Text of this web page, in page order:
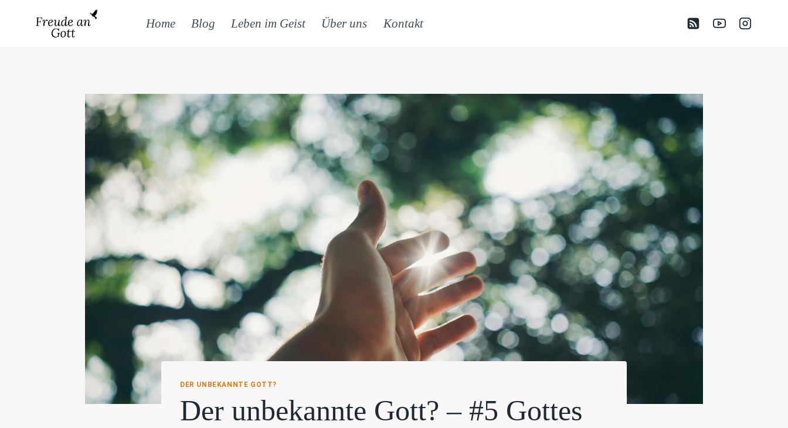
Home Blog Leben im Geist Über uns Kontakt
DER UNBEKANNTE GOTT?
Der unbekannte Gott? – #5 Gottes